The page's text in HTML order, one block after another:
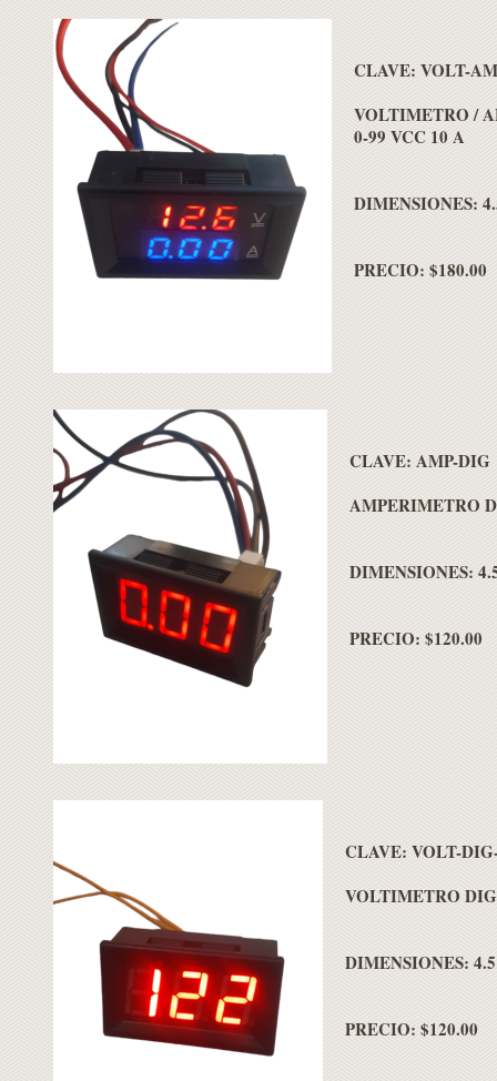
CLAVE: VOLT-
VOLTIMETRO /
0-99 VCC 10 A
DIMENSIONES:
PRECIO: $180.00
CLAVE: AMP-DIG
AMPERIMETRO
DIMENSIONES:
PRECIO: $120.00
CLAVE: VOLT-
VOLTIMETRO
DIMENSIONES:
PRECIO: $120.00